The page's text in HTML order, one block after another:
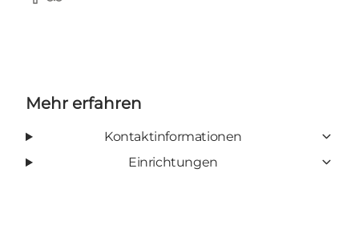
Facebook
Tripadvisor
Mehr erfahren
Kontaktinformationen
Einrichtungen